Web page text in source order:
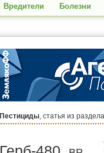
Вредители Болезни
Пестициды, статья из